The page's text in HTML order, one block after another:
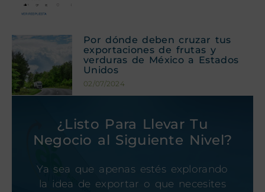
¿Listo Para Llevar Tu
Negocio al Siguiente Nivel?
Ya sea que apenas estés explorando
la idea de exportar o que necesites
Por dónde deben cruzar tus
exportaciones de frutas y
verduras de México a Estados
Unidos
02/07/2024